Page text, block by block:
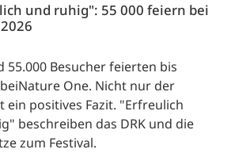
und ruhig": 55 000 feiern bei
55.000 Besucher feierten bis
One. Nicht nur der
ein positives Fazit. "Erfreulich
beschreiben das DRK und die
zum Festival.